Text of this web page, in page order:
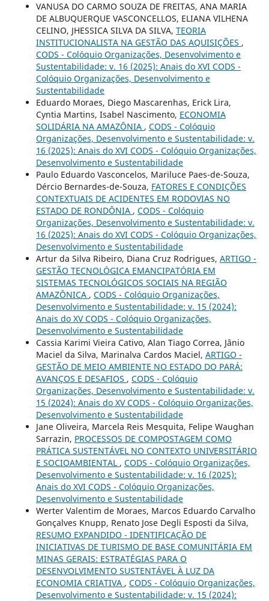
VANUSA DO CARMO SOUZA DE FREITAS, ANA MARIA
DE ALBUQUERQUE VASCONCELLOS, ELIANA VILHENA
CELINO, JHESSICA SILVA DA SILVA, TEORIA
INSTITUCIONALISTA NA GESTÃO DAS AQUISIÇÕES ,
CODS - Colóquio Organizações, Desenvolvimento e
Sustentabilidade: v. 16 (2025): Anais do XVI CODS -
Colóquio Organizações, Desenvolvimento e
Sustentabilidade
Eduardo Moraes, Diego Mascarenhas, Erick Lira,
Cyntia Martins, Isabel Nascimento, ECONOMIA
SOLIDÁRIA NA AMAZÔNIA , CODS - Colóquio
Organizações, Desenvolvimento e Sustentabilidade: v.
16 (2025): Anais do XVI CODS - Colóquio Organizações,
Desenvolvimento e Sustentabilidade
Paulo Eduardo Vasconcelos, Mariluce Paes-de-Souza,
Dércio Bernardes-de-Souza, FATORES E CONDIÇÕES
CONTEXTUAIS DE ACIDENTES EM RODOVIAS NO
ESTADO DE RONDÔNIA , CODS - Colóquio
Organizações, Desenvolvimento e Sustentabilidade: v.
16 (2025): Anais do XVI CODS - Colóquio Organizações,
Desenvolvimento e Sustentabilidade
Artur da Silva Ribeiro, Diana Cruz Rodrigues, ARTIGO -
GESTÃO TECNOLÓGICA EMANCIPATÓRIA EM
SISTEMAS TECNOLÓGICOS SOCIAIS NA REGIÃO
AMAZÔNICA , CODS - Colóquio Organizações,
Desenvolvimento e Sustentabilidade: v. 15 (2024):
Anais do XV CODS - Colóquio Organizações,
Desenvolvimento e Sustentabilidade
Cassia Karimi Vieira Cativo, Alan Tiago Correa, Jânio
Maciel da Silva, Marinalva Cardos Maciel, ARTIGO -
GESTÃO DE MEIO AMBIENTE NO ESTADO DO PARÁ:
AVANÇOS E DESAFIOS , CODS - Colóquio
Organizações, Desenvolvimento e Sustentabilidade: v.
15 (2024): Anais do XV CODS - Colóquio Organizações,
Desenvolvimento e Sustentabilidade
Jane Oliveira, Marcela Reis Mesquita, Felipe Waughan
Sarrazin, PROCESSOS DE COMPOSTAGEM COMO
PRÁTICA SUSTENTÁVEL NO CONTEXTO UNIVERSITÁRIO
E SOCIOAMBIENTAL , CODS - Colóquio Organizações,
Desenvolvimento e Sustentabilidade: v. 16 (2025):
Anais do XVI CODS - Colóquio Organizações,
Desenvolvimento e Sustentabilidade
Werter Valentim de Moraes, Marcos Eduardo Carvalho
Gonçalves Knupp, Renato Jose Degli Esposti da Silva,
RESUMO EXPANDIDO - IDENTIFICAÇÃO DE
INICIATIVAS DE TURISMO DE BASE COMUNITÁRIA EM
MINAS GERAIS: ESTRATÉGIAS PARA O
DESENVOLVIMENTO SUSTENTÁVEL À LUZ DA
ECONOMIA CRIATIVA , CODS - Colóquio Organizações,
Desenvolvimento e Sustentabilidade: v. 15 (2024):